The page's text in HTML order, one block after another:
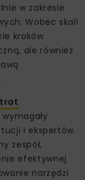
w zakresie
Wobec skali
kroków
ale również
wymagały
i ekspertów.
zespół,
efektywnej
narzędzi